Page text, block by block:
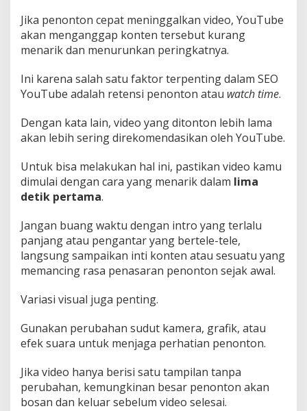
Jika penonton cepat meninggalkan video, YouTube
akan menganggap konten tersebut kurang
menarik dan menurunkan peringkatnya.
Ini karena salah satu faktor terpenting dalam SEO
YouTube adalah retensi penonton atau watch time.
Dengan kata lain, video yang ditonton lebih lama
akan lebih sering direkomendasikan oleh YouTube.
Untuk bisa melakukan hal ini, pastikan video kamu
dimulai dengan cara yang menarik dalam lima
detik pertama.
Jangan buang waktu dengan intro yang terlalu
panjang atau pengantar yang bertele-tele,
langsung sampaikan inti konten atau sesuatu yang
memancing rasa penasaran penonton sejak awal.
Variasi visual juga penting.
Gunakan perubahan sudut kamera, grafik, atau
efek suara untuk menjaga perhatian penonton.
Jika video hanya berisi satu tampilan tanpa
perubahan, kemungkinan besar penonton akan
bosan dan keluar sebelum video selesai.